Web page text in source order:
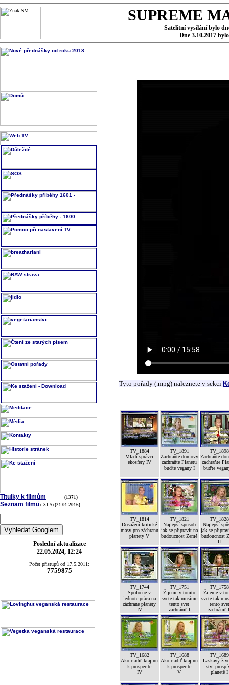
SUPREME
Satelitní vysílání bylo
Dne 3.10.2017
Titulky k filmům (1371)
Seznam filmů (.XLS) (21.01.2016)
Poslední aktualizace
22.05.2024, 12:24
Počet přístupů od 17.5.2011:
7759875
Tyto pořady (.mpg) naleznete v sekci
TV_1884
Mladí správci
ekosféry IV
TV_1891
Zachraňte domovy
zachraňte Planetu
buďte vegany I
TV_1898
Zachraňte
zachraňte
buďte
TV_1814
Dosažení kritické
masy pro záchranu
planety V
TV_1821
Najlepší spůsob
jak se připravit na
budoucnost Země
I
TV_1828
Najlepší
jak se
budoucnost
II
TV_1744
Spoločne v
jednote práca na
záchrane planéty
IV
TV_1751
Žijeme v tomto
svete tak musíme
tento svet
zachrániť I
TV_1758
Žijeme v
svete tak
tento svet
zachrániť
TV_1682
Ako riadiť krajinu
k prosperite
IV
TV_1688
Ako riadiť krajinu
k prosperite
V
TV_1689
Laskavý
styl
planetě I